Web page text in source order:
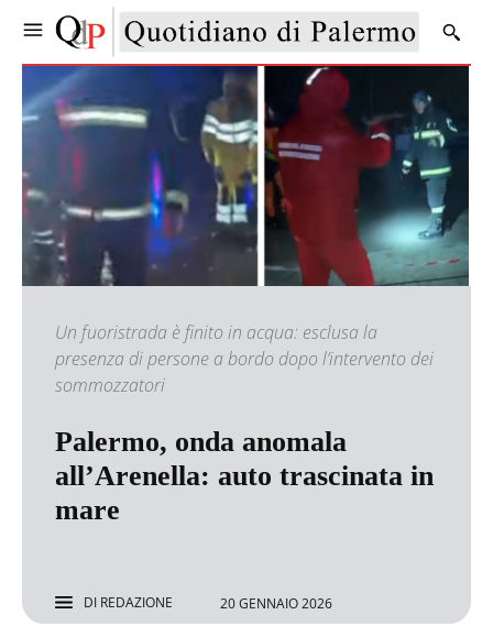
Un fuoristrada è finito in acqua: esclusa la
presenza di persone a bordo dopo l’intervento dei
sommozzatori
Palermo, onda anomala
all’Arenella: auto trascinata in
mare
DI REDAZIONE 20 GENNAIO 2026